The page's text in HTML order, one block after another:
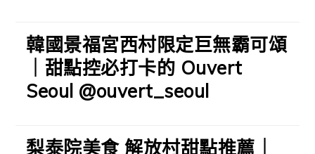
韓國景福宮西村限定巨無霸可頌
｜甜點控必打卡的 Ouvert
Seoul @ouvert_seoul
梨泰院美食 解放村甜點推薦｜